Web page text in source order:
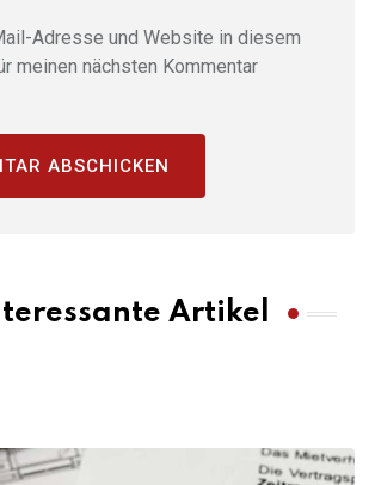
Adresse und Website in diesem
meinen nächsten Kommentar
Artikel